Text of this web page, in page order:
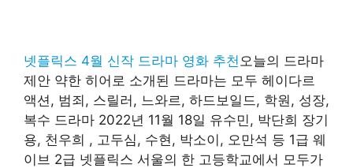
넷플릭스 4월 신작 드라마 영화 추천 오늘의 드라마
제안 약한 히어로 소개된 드라마는 모두 헤이다르
액션, 범죄, 스릴러, 느와르, 하드보일드, 학원, 성장,
복수 드라마 2022년 11월 18일 유수민, 박단희 장기
용, 천우희 , 고두심, 수현, 박소이, 오만석 등 1급 웨
이브 2급 넷플릭스 서울의 한 고등학교에서 모두가